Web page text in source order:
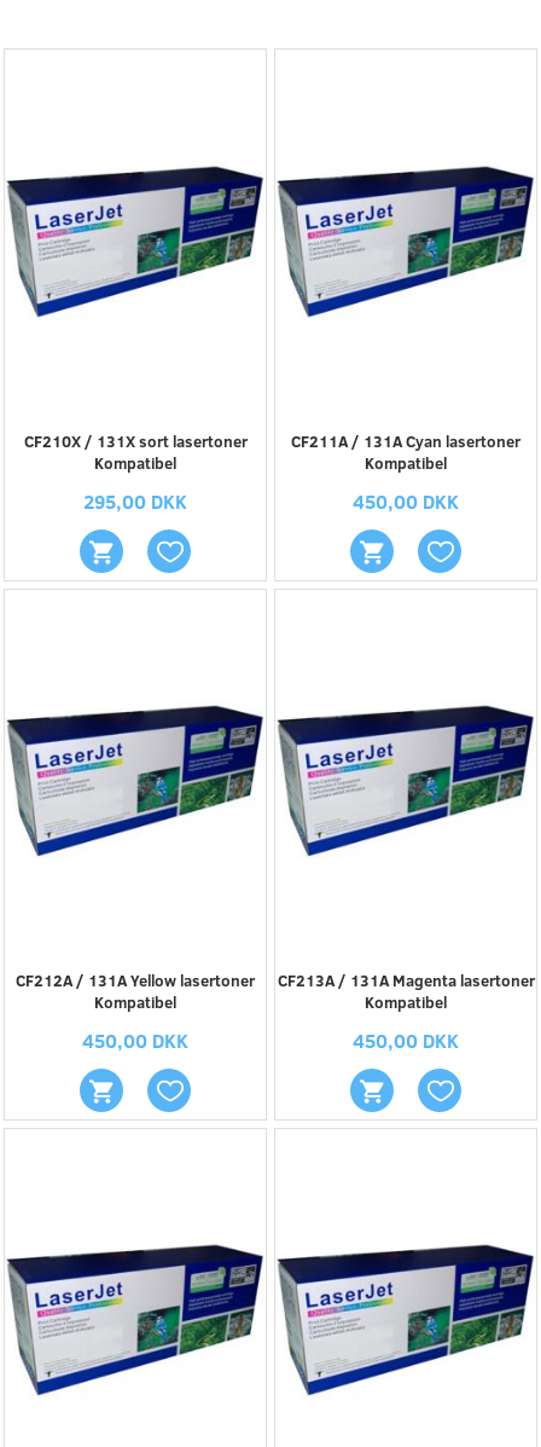
CF210X / 131X sort lasertoner
Kompatibel
295,00 DKK
CF211A / 131A Cyan lasertoner
Kompatibel
450,00 DKK
CF212A / 131A Yellow lasertoner
Kompatibel
450,00 DKK
CF213A / 131A Magenta lasertoner
Kompatibel
450,00 DKK